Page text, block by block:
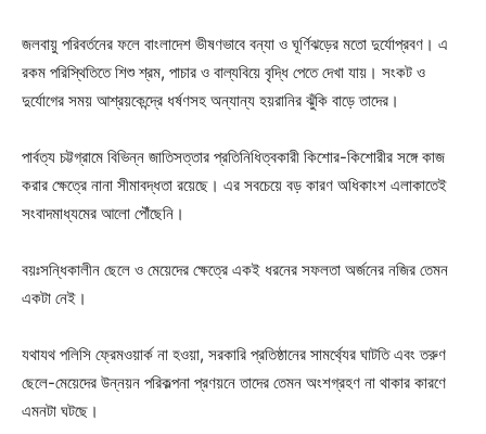
জলবায়ু পরিবর্তনের ফলে বাংলাদেশ ভীষণভাবে বন্যা ও ঘূর্ণিঝড়ের মতো দুর্যোপ্রবণ। এ
রকম পরিস্থিতিতে শিশু শ্রম, পাচার ও বাল্যবিয়ে বৃদ্ধি পেতে দেখা যায়। সংকট ও
দুর্যোগের সময় আশ্রয়কেন্দ্রে ধর্ষণসহ অন্যান্য হয়রানির ঝুঁকি বাড়ে তাদের।
পার্বত্য চট্টগ্রামে বিভিন্ন জাতিসত্তার প্রতিনিধিত্বকারী কিশোর-কিশোরীর সঙ্গে কাজ
করার ক্ষেত্রে নানা সীমাবদ্ধতা রয়েছে। এর সবচেয়ে বড় কারণ অধিকাংশ এলাকাতেই
সংবাদমাধ্যমের আলো পৌঁছেনি।
বয়ঃসন্ধিকালীন ছেলে ও মেয়েদের ক্ষেত্রে একই ধরনের সফলতা অর্জনের নজির তেমন
একটা নেই।
যথাযথ পলিসি ফ্রেমওয়ার্ক না হওয়া, সরকারি প্রতিষ্ঠানের সামর্থ্যের ঘাটতি এবং তরুণ
ছেলে-মেয়েদের উন্নয়ন পরিকল্পনা প্রণয়নে তাদের তেমন অংশগ্রহণ না থাকার কারণে
এমনটা ঘটছে।